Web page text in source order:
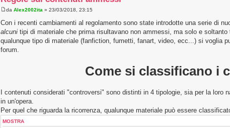
da Alex2002ita » 23/03/2018, 23:15
Con i recenti cambiamenti al regolamento sono state introdotte una serie di
alcunitipi di materiale che prima risultavano non ammessi, ma solo e
qualunque tipo di materiale (fanfiction, fumetti, fanart, video, ecc...) si voglia
forum.
Come si classificano i
I contenuti considerati "controversi" sono distinti in 4 tipologie, sia per la loro
in un'opera.
Per quel che riguarda la ricorrenza, qualunque materiale può essere
MOSTRA